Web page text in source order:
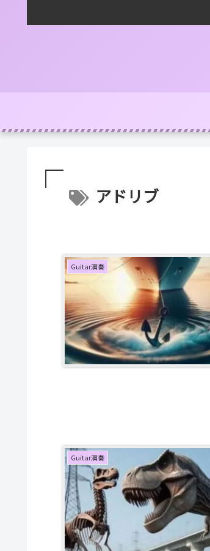
アドリブ
Guitar演奏
Guitar演奏